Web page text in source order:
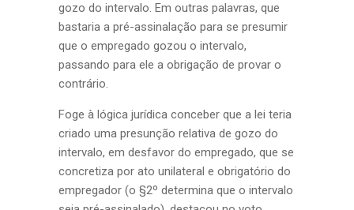
gozo do intervalo. Em outras palavras, que
bastaria a pré-assinalação para se presumir
que o empregado gozou o intervalo,
passando para ele a obrigação de provar o
contrário.
Foge à lógica jurídica conceber que a lei teria
criado uma presunção relativa de gozo do
intervalo, em desfavor do empregado, que se
concretiza por ato unilateral e obrigatório do
empregador (o §2º determina que o intervalo